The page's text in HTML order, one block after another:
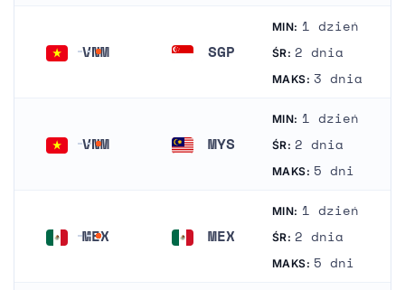
VNM SGP
MIN: 1 dzień
ŚR: 2 dnia
MAKS: 3 dnia
VNM MYS
MIN: 1 dzień
ŚR: 2 dnia
MAKS: 5 dni
MEX MEX
MIN: 1 dzień
ŚR: 2 dnia
MAKS: 5 dni